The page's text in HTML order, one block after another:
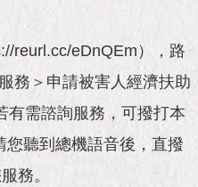
reurl.cc/eDnQEm），路
務＞申請被害人經濟扶助
有需諮詢服務，可撥打本
您聽到總機語音後，直撥
務。